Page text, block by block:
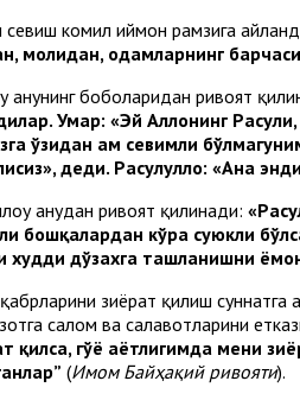
севиш комил иймон рамзига
молидан, одамларнинг
анҳунинг боболаридан ривоят
Умар: «Эй Аллоҳнинг
ўзидан ҳам севимли
деди. Расулуллоҳ: «Ана
анҳудан ривоят қилинади:
бошқалардан кўра суюкли
дўзахга ташланишни
зиёрат қилиш
салом ва салавотларини
қилса, гўё ҳаётлигимда мени
” (Имом Байҳақий ривояти).